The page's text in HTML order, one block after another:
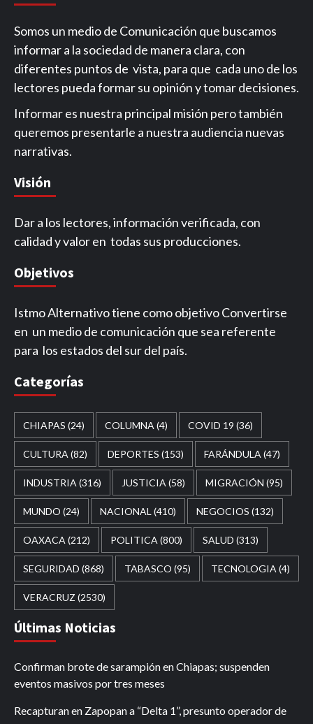
Somos un medio de Comunicación que buscamos
informar a la sociedad de manera clara, con
diferentes puntos de vista, para que cada uno de los
lectores pueda formar su opinión y tomar decisiones.
Informar es nuestra principal misión pero también
queremos presentarle a nuestra audiencia nuevas
narrativas.
Visión
Dar a los lectores, información verificada, con
calidad y valor en todas sus producciones.
Objetivos
Istmo Alternativo tiene como objetivo Convertirse
en un medio de comunicación que sea referente
para los estados del sur del país.
Categorías
CHIAPAS (24) COLUMNA (4) COVID 19 (36)
CULTURA (82) DEPORTES (153) FARÁNDULA (47)
INDUSTRIA (316) JUSTICIA (58) MIGRACIÓN (95)
MUNDO (24) NACIONAL (410) NEGOCIOS (132)
OAXACA (212) POLITICA (800) SALUD (313)
SEGURIDAD (868) TABASCO (95) TECNOLOGIA (4)
VERACRUZ (2530)
Últimas Noticias
Confirman brote de sarampión en Chiapas; suspenden
eventos masivos por tres meses
Recapturan en Zapopan a “Delta 1”, presunto operador de